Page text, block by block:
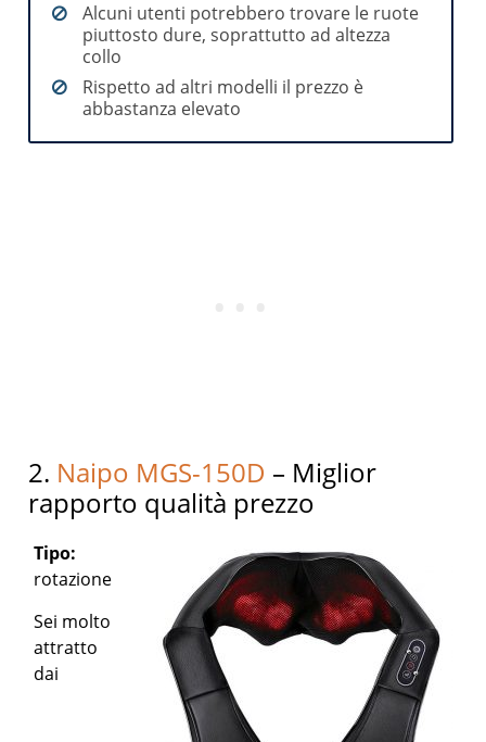
Alcuni utenti potrebbero trovare le ruote
piuttosto dure, soprattutto ad altezza
collo
Rispetto ad altri modelli il prezzo è
abbastanza elevato
2. Naipo MGS-150D – Miglior
rapporto qualità prezzo
Tipo:
rotazione
Sei molto
attratto
dai